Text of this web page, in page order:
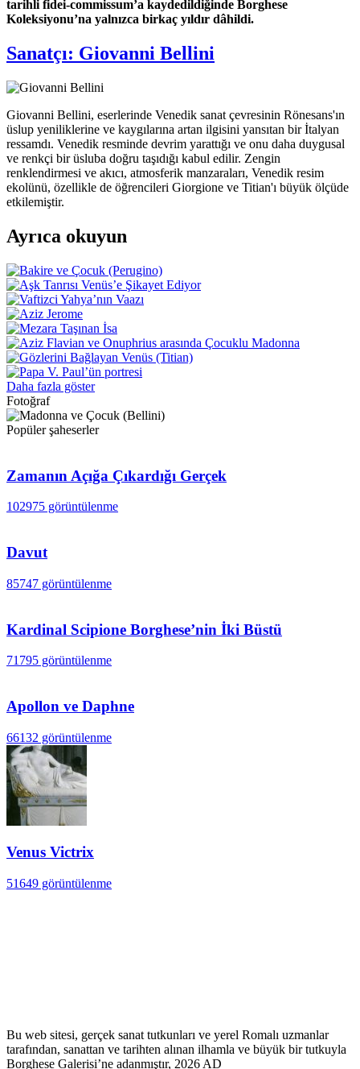
tarihli fidei-commissum’a kaydedildiğinde Borghese
Koleksiyonu’na yalnızca birkaç yıldır dâhildi.
Sanatçı: Giovanni Bellini
Giovanni Bellini, eserlerinde Venedik sanat çevresinin Rönesans'ın
üslup yeniliklerine ve kaygılarına artan ilgisini yansıtan bir İtalyan
ressamdı. Venedik resminde devrim yarattığı ve onu daha duygusal
ve renkçi bir üsluba doğru taşıdığı kabul edilir. Zengin
renklendirmesi ve akıcı, atmosferik manzaraları, Venedik resim
ekolünü, özellikle de öğrencileri Giorgione ve Titian'ı büyük ölçüde
etkilemiştir.
Ayrıca okuyun
Daha fazla göster
Fotoğraf
Popüler şaheserler
Zamanın Açığa Çıkardığı Gerçek
102975 görüntülenme
Davut
85747 görüntülenme
Kardinal Scipione Borghese’nin İki Büstü
71795 görüntülenme
Apollon ve Daphne
66132 görüntülenme
Venus Victrix
51649 görüntülenme
Bu web sitesi, gerçek sanat tutkunları ve yerel Romalı uzmanlar
tarafından, sanattan ve tarihten alınan ilhamla ve büyük bir tutkuyla
Borghese Galerisi’ne adanmıştır, 2026 AD